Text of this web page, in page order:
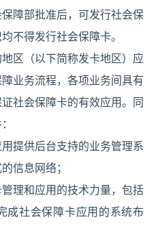
障部批准后，可发行社会保
不得发行社会保障卡。
区（以下简称发卡地区）应
业务流程，各项业务间具有
社会保障卡的有效应用。同
用提供后台支持的业务管理系
信息网络；
管理和应用的技术力量，包括
成社会保障卡应用的系统布